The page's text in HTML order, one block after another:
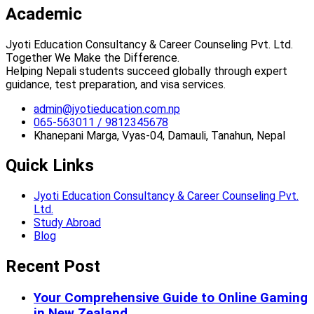
Academic
Jyoti Education Consultancy & Career Counseling Pvt. Ltd.
Together We Make the Difference.
Helping Nepali students succeed globally through expert
guidance, test preparation, and visa services.
admin@jyotieducation.com.np
065-563011 / 9812345678
Khanepani Marga, Vyas-04, Damauli, Tanahun, Nepal
Quick Links
Jyoti Education Consultancy & Career Counseling Pvt.
Ltd.
Study Abroad
Blog
Recent Post
Your Comprehensive Guide to Online Gaming